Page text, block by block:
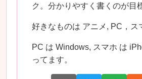
ク。分かりやすく書くのが目
好きなものは アニメ, PC，ス
PC は Windows, スマホ は
ってます。